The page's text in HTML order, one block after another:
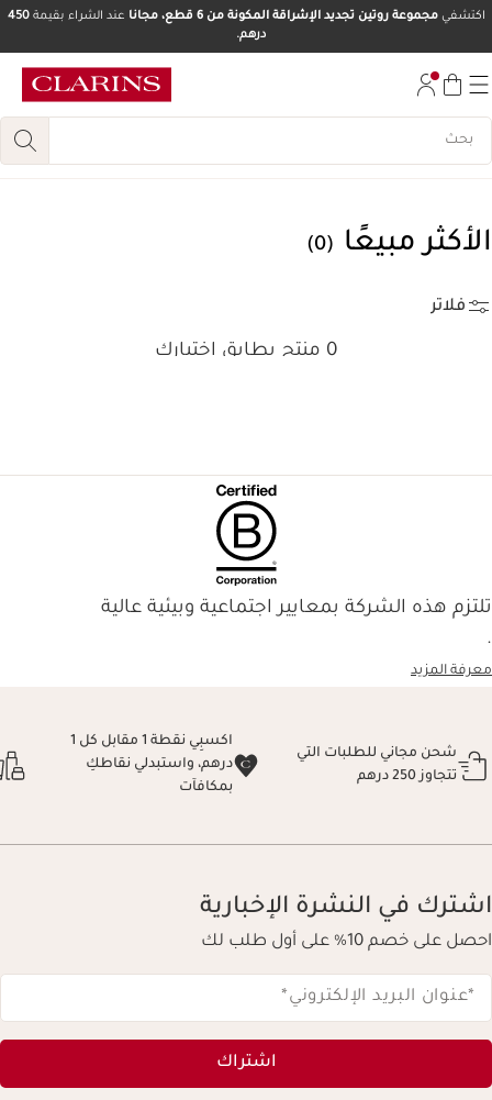
انتقل إلى أسفل الصفحة
اكتشفيمجموعة روتين تجديد الإشراقة المكونة من 6 قطع، مجانا عند الشراء بقيمة450
درهم.
الأكثر مبيعًا (0)
فلاتر
0 منتج يطابق اختيارك
تلتزم هذه الشركة بمعايير اجتماعية وبيئية عالية
.
معرفة المزيد
شحن مجاني للطلبات التي
تتجاوز 250 درهم
اكسبِي نقطة 1 مقابل كل 1
درهم، واستبدلي نقاطكِ
بمكافآت
اشترك في النشرة الإخبارية
احصل على خصم 10% على أول طلب لك
*عنوان البريد الإلكتروني*
اشتراك